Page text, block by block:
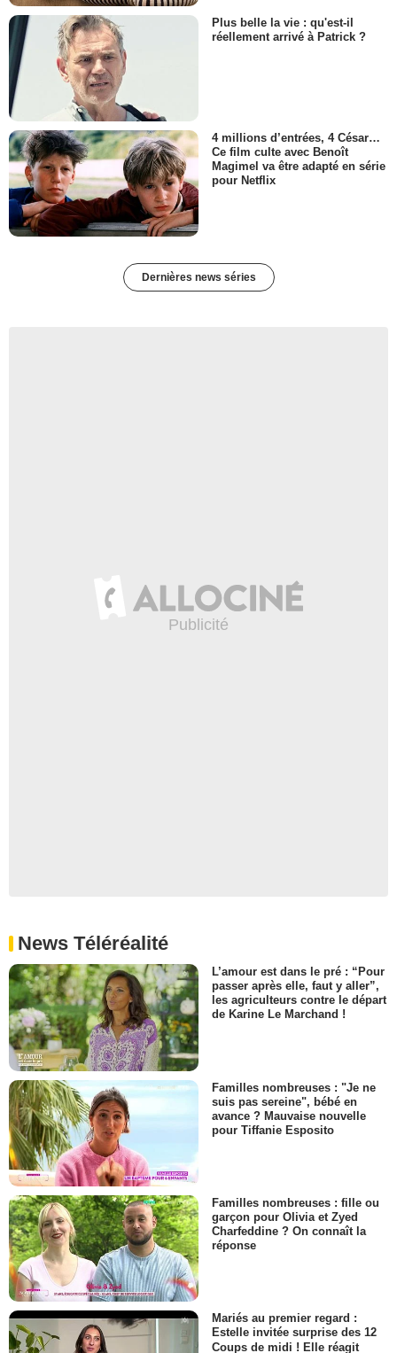
Plus belle la vie : qu'est-il
réellement arrivé à Patrick ?
4 millions d’entrées, 4 César…
Ce film culte avec Benoît
Magimel va être adapté en série
pour Netflix
Dernières news séries
News Téléréalité
L’amour est dans le pré : “Pour
passer après elle, faut y aller”,
les agriculteurs contre le départ
de Karine Le Marchand !
Familles nombreuses : "Je ne
suis pas sereine", bébé en
avance ? Mauvaise nouvelle
pour Tiffanie Esposito
Familles nombreuses : fille ou
garçon pour Olivia et Zyed
Charfeddine ? On connaît la
réponse
Mariés au premier regard :
Estelle invitée surprise des 12
Coups de midi ! Elle réagit